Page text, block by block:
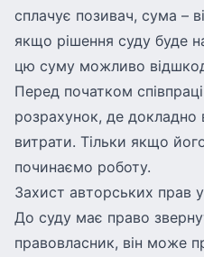
сплачує позивач, сума –
якщо рішення суду буде
цю суму можливо
Перед початком
розрахунок, де докладно
витрати. Тільки якщо
починаємо роботу.
Захист авторських прав у
До суду має право
правовласник, він може